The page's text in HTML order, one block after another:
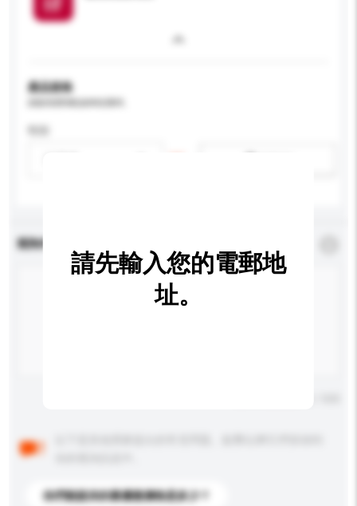
產品規格
查詢內容
你們能提供的最優惠價格是多少？
請先輸入您的電郵地
址。